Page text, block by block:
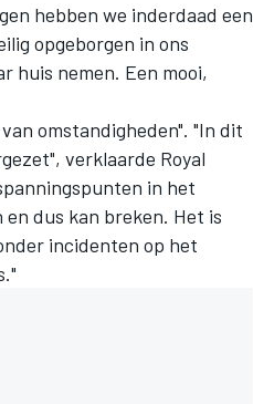
hebben we inderdaad een
opgeborgen in ons
huis nemen. Een mooi,
omstandigheden". "In dit
verklaarde Royal
in het
dus kan breken. Het is
incidenten op het